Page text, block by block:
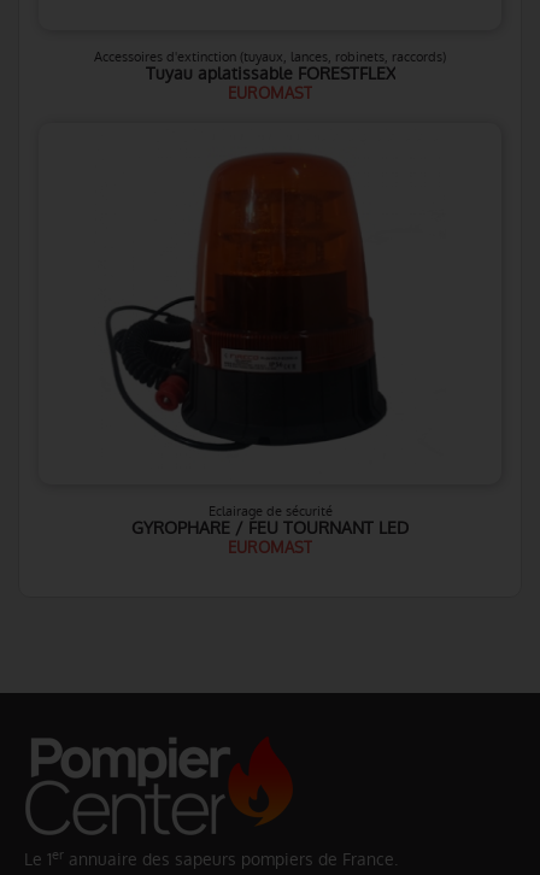
Accessoires d'extinction (tuyaux, lances, robinets, raccords)
Tuyau aplatissable FORESTFLEX
EUROMAST
Eclairage de sécurité
GYROPHARE / FEU TOURNANT LED
EUROMAST
Le 1er annuaire des sapeurs pompiers de France.